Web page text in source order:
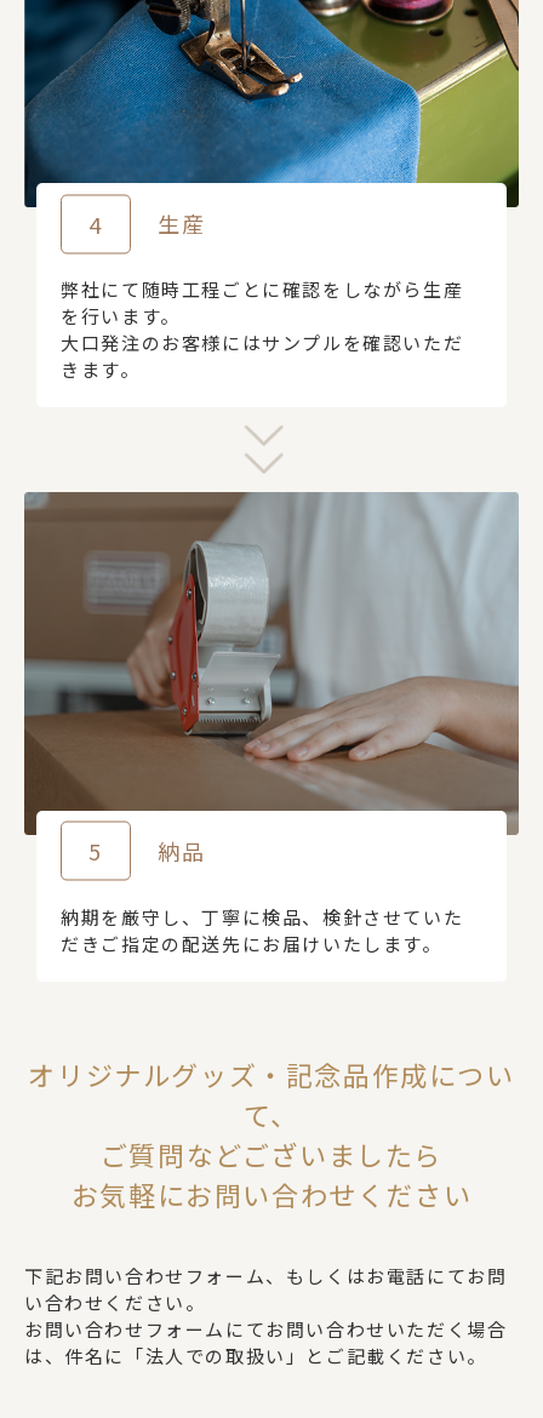
4 生産
弊社にて随時工程ごとに確認をしながら生産
を行います。
大口発注のお客様にはサンプルを確認いただ
きます。
5 納品
納期を厳守し、丁寧に検品、検針させていた
だきご指定の配送先にお届けいたします。
オリジナルグッズ・記念品作成につい
て、
ご質問などございましたら
お気軽にお問い合わせください
下記お問い合わせフォーム、もしくはお電話にてお問
い合わせください。
お問い合わせフォームにてお問い合わせいただく場合
は、件名に「法人での取扱い」とご記載ください。